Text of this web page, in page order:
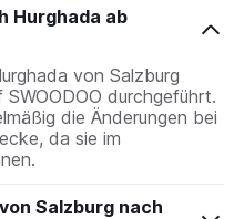
Hurghada ab
von Salzburg
durchgeführt.
die Änderungen bei
da sie im
Salzburg nach